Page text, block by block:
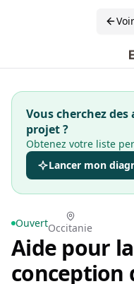
Vous cherchez
projet ?
Obtenez votre liste
Lancer mon
OuvertOccitanie
Aide pour
conception